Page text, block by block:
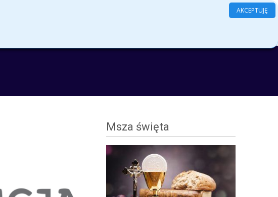
r.
Search
Msza święta
AKCEPTUJĘ